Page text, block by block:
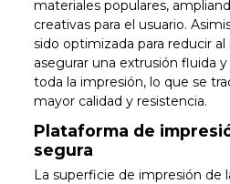
materiales populares,
creativas para el usuario.
sido optimizada para reducir
asegurar una extrusión fluida
toda la impresión, lo que se
mayor calidad y resistencia.
Plataforma de
segura
La superficie de impresión de